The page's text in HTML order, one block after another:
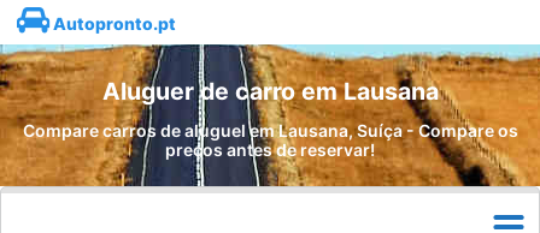
Autopronto.pt
Aluguer de carro em Lausana
Compare carros de aluguel em Lausana, Suíça - Compare os
preços antes de reservar!